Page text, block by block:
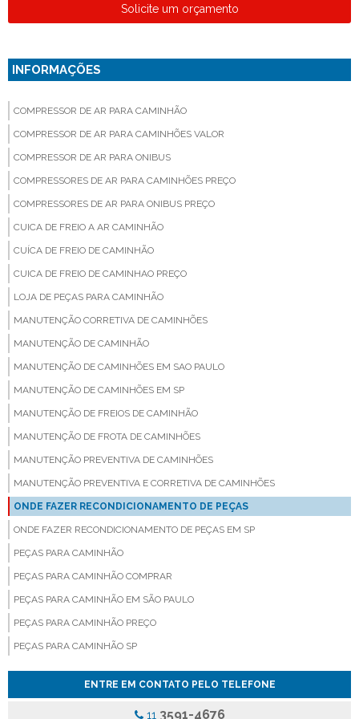
Solicite um orçamento
INFORMAÇÕES
COMPRESSOR DE AR PARA CAMINHÃO
COMPRESSOR DE AR PARA CAMINHÕES VALOR
COMPRESSOR DE AR PARA ONIBUS
COMPRESSORES DE AR PARA CAMINHÕES PREÇO
COMPRESSORES DE AR PARA ONIBUS PREÇO
CUICA DE FREIO A AR CAMINHÃO
CUÍCA DE FREIO DE CAMINHÃO
CUICA DE FREIO DE CAMINHAO PREÇO
LOJA DE PEÇAS PARA CAMINHÃO
MANUTENÇÃO CORRETIVA DE CAMINHÕES
MANUTENÇÃO DE CAMINHÃO
MANUTENÇÃO DE CAMINHÕES EM SAO PAULO
MANUTENÇÃO DE CAMINHÕES EM SP
MANUTENÇÃO DE FREIOS DE CAMINHÃO
MANUTENÇÃO DE FROTA DE CAMINHÕES
MANUTENÇÃO PREVENTIVA DE CAMINHÕES
MANUTENÇÃO PREVENTIVA E CORRETIVA DE CAMINHÕES
ONDE FAZER RECONDICIONAMENTO DE PEÇAS
ONDE FAZER RECONDICIONAMENTO DE PEÇAS EM SP
PEÇAS PARA CAMINHÃO
PEÇAS PARA CAMINHÃO COMPRAR
PEÇAS PARA CAMINHÃO EM SÃO PAULO
PEÇAS PARA CAMINHÃO PREÇO
PEÇAS PARA CAMINHÃO SP
PEÇAS PARA CAMINHÃO VALOR
ENTRE EM CONTATO PELO TELEFONE
11 3591-4676